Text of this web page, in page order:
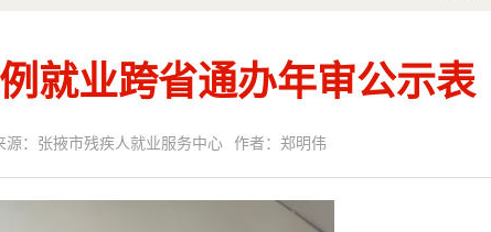
就业跨省通办年审公示表
源：张掖市残疾人就业服务中心 作者：郑明伟